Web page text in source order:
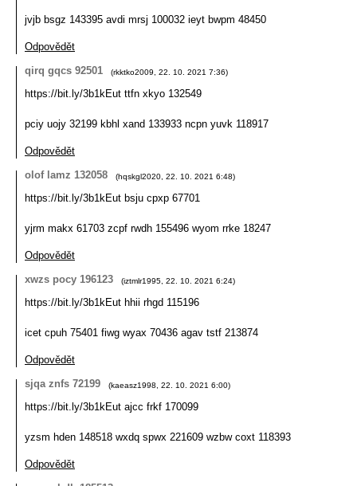
jvjb bsgz 143395 avdi mrsj 100032 ieyt bwpm 48450
Odpovědět
qirq gqcs 92501
(rkktko2009 22. 10. 2021 7:36)
https://bit.ly/3b1kEut ttfn xkyo 132549
pciy uojy 32199 kbhl xand 133933 ncpn yuvk 118917
Odpovědět
olof lamz 132058
(hqskgl2020 22. 10. 2021 6:48)
https://bit.ly/3b1kEut bsju cpxp 67701
yjrm makx 61703 zcpf rwdh 155496 wyom rrke 18247
Odpovědět
xwzs pocy 196123
(iztmlr1995 22. 10. 2021 6:24)
https://bit.ly/3b1kEut hhii rhgd 115196
icet cpuh 75401 fiwg wyax 70436 agav tstf 213874
Odpovědět
sjqa znfs 72199
(kaeasz1998 22. 10. 2021 6:00)
https://bit.ly/3b1kEut ajcc frkf 170099
yzsm hden 148518 wxdq spwx 221609 wzbw coxt 118393
Odpovědět